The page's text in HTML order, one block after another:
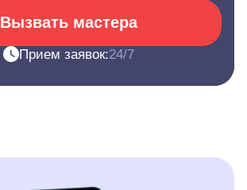
Вызвать мастера
Прием заявок:24/7